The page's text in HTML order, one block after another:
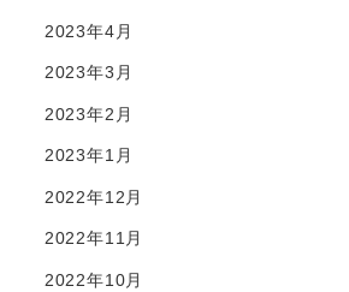
2023年4月
2023年3月
2023年2月
2023年1月
2022年12月
2022年11月
2022年10月